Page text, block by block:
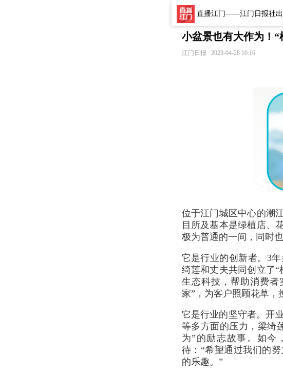
直播江门——江门日报社
小盆景也有大作为！
江门日报 2023-04-28 10:16
位于江门城区中心的潮
目所及基本是绿植店、
极为普通的一间，同时
它是行业的创新者。3
绮莲和丈夫共同创立了
生态科技，帮助消费者
家”，为客户照顾花草，
它是行业的坚守者。开
等多方面的压力，梁绮
为”的励志故事。如今
待：“希望通过我们的
的乐趣。”